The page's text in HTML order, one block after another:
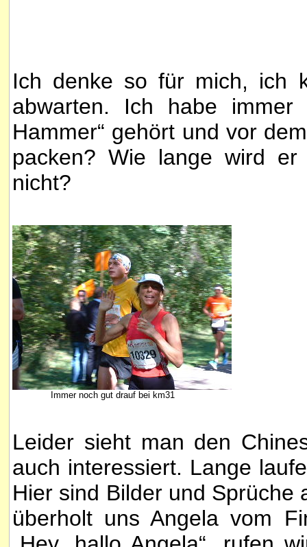
Ich denke so für mich, ich
abwarten. Ich habe
Hammer“ gehört und vor
packen? Wie lange wird
nicht?
Immer noch gut drauf bei km31
Leider sieht man den
auch interessiert. Lange
Hier sind Bilder und Sprüche
überholt uns Angela vom